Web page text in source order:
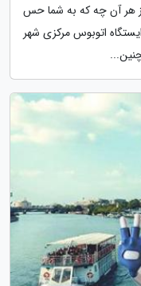
هر آن چه که به شما حس
اتوبوس مرکزی شهر